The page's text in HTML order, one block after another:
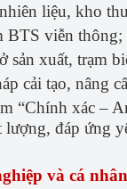
Học tập
đạo đức
liệu, kho
BTS viễn thông;
sản xuất, trạm
cải tạo, nâng
“Chính xác –
đáp ứng
và cá